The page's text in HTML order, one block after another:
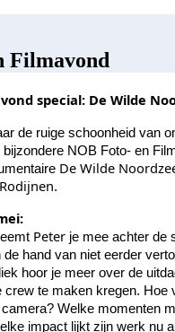
Filmavond
special: De Wilde
de ruige schoonheid van
NOB Foto- en
De Wilde
.
Peter je mee achter de
hand van niet eerder
hoor je meer over de
crew te maken kregen. Hoe
Welke momenten
impact lijkt zijn werk nu